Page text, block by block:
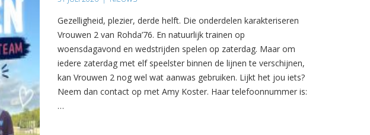
Gezelligheid, plezier, derde helft. Die onderdelen karakteriseren
Vrouwen 2 van Rohda’76. En natuurlijk trainen op
woensdagavond en wedstrijden spelen op zaterdag. Maar om
iedere zaterdag met elf speelster binnen de lijnen te verschijnen,
kan Vrouwen 2 nog wel wat aanwas gebruiken. Lijkt het jou iets?
Neem dan contact op met Amy Koster. Haar telefoonnummer is:
…